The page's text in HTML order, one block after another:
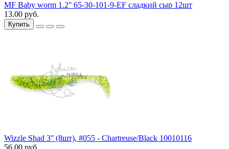
MF Baby worm 1.2ʺ 65-30-101-9-EF сладкий сыр 12шт
13.00 руб.
Купить
Wizzle Shad 3ʺ (8шт), #055 - Chartreuse/Black 10010116